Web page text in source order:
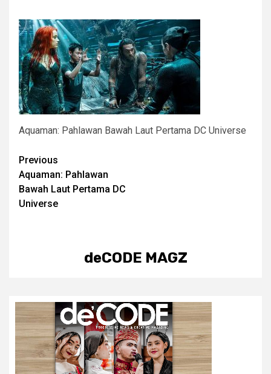
Aquaman: Pahlawan Bawah Laut Pertama DC Universe
Post
navigation
Previous
Aquaman: Pahlawan
Bawah Laut Pertama DC
Universe
deCODE MAGZ